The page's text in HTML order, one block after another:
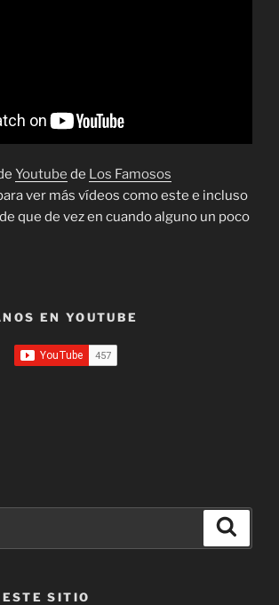
Youtube de Los Famosos
ver más vídeos como este e incluso
que de vez en cuando alguno un poco
EN YOUTUBE
SITIO